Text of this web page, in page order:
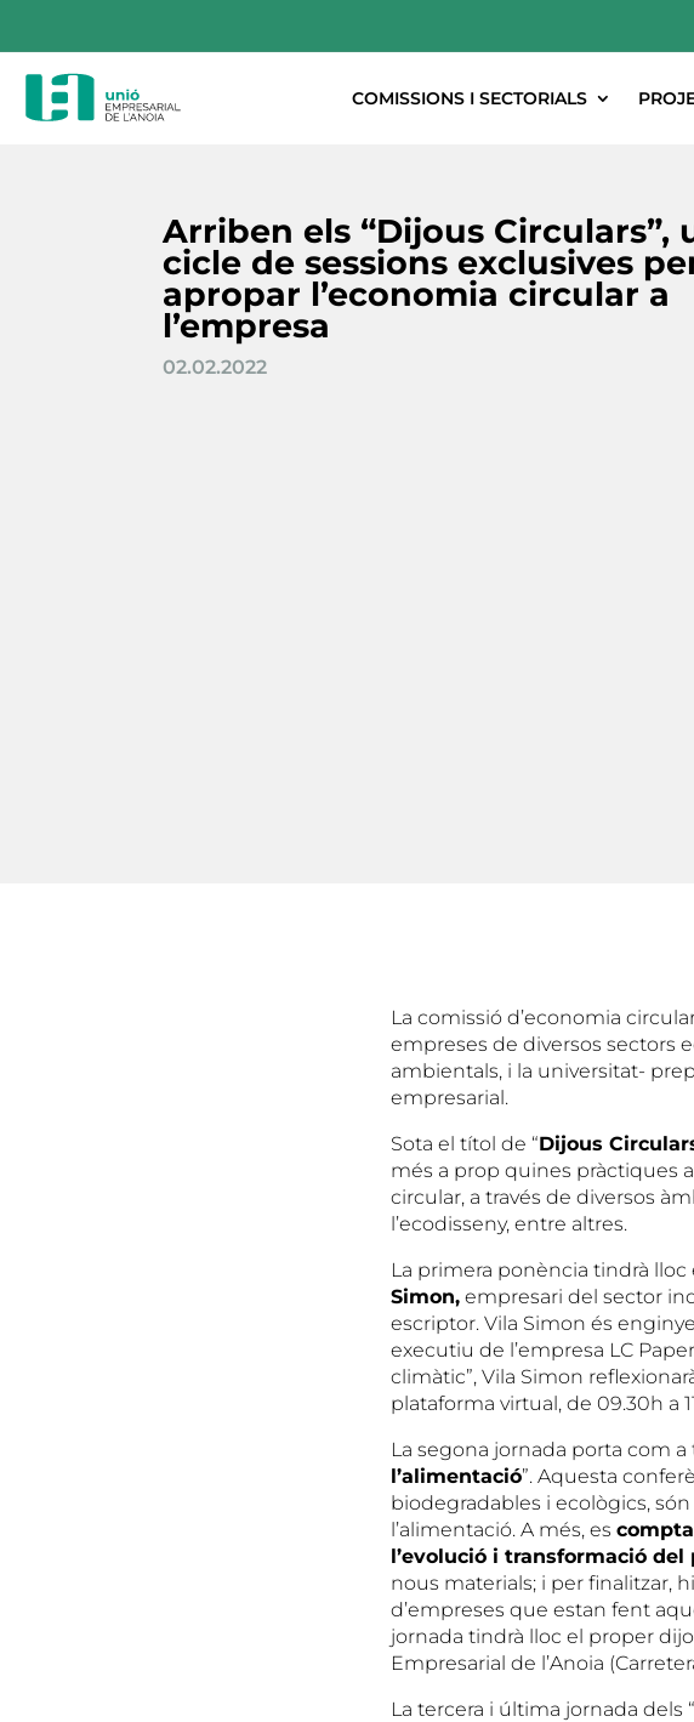
COMISSIONS I SECTORIALS
Arriben els “Dijous Circulars”,
cicle de sessions exclusives
apropar l’economia circular a
l’empresa
02.02.2022
La comissió d’economia
empreses de diversos sectors
ambientals, i la universitat-
empresarial.
Sota el títol de “Dijous
més a prop quines pràctiques
circular, a través de diversos
l’ecodisseny, entre altres.
La primera ponència tindrà
Simon, empresari del sector
escriptor. Vila Simon és
executiu de l’empresa LC
climàtic”, Vila Simon
plataforma virtual, de 09.30h a
La segona jornada porta com a
l’alimentació”. Aquesta
biodegradables i ecològics,
l’alimentació. A més, es
l’evolució i transformació
nous materials; i per finalitzar,
d’empreses que estan fent
jornada tindrà lloc el proper
Empresarial de l’Anoia
La tercera i última jornada dels “